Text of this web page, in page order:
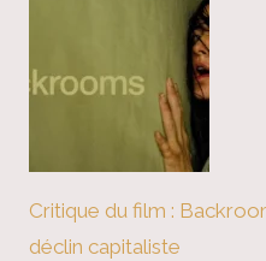
Critique du film :
déclin capitaliste